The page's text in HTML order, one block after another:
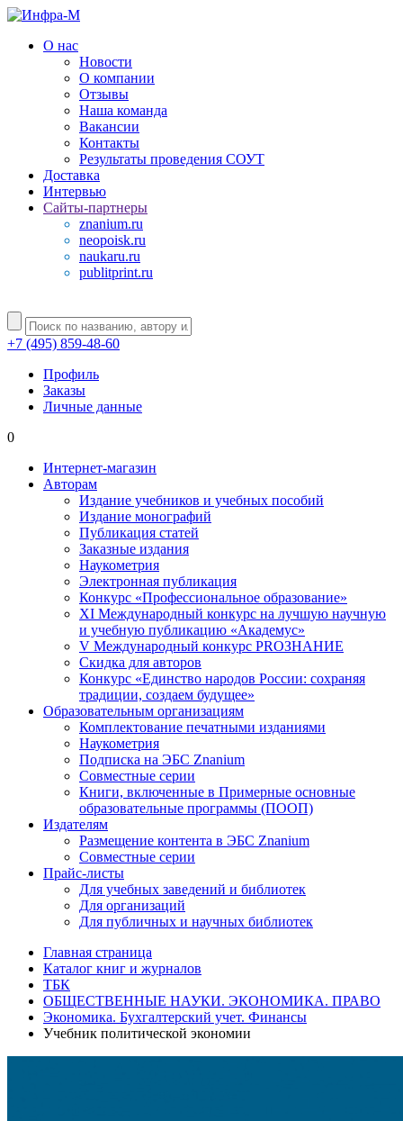
О нас
Новости
О компании
Отзывы
Наша команда
Вакансии
Контакты
Результаты проведения СОУТ
Доставка
Интервью
Сайты-партнеры
znanium.ru
neopoisk.ru
naukaru.ru
publitprint.ru
+7 (495) 859-48-60
Профиль
Заказы
Личные данные
0
Интернет-магазин
Авторам
Издание учебников и учебных пособий
Издание монографий
Публикация статей
Заказные издания
Наукометрия
Электронная публикация
Конкурс «Профессиональное образование»
XI Международный конкурс на лучшую научную
и учебную публикацию «Академус»
V Международный конкурс PROЗНАНИЕ
Скидка для авторов
Конкурс «Единство народов России: сохраняя
традиции, создаем будущее»
Образовательным организациям
Комплектование печатными изданиями
Наукометрия
Подписка на ЭБС Znanium
Совместные серии
Книги, включенные в Примерные основные
образовательные программы (ПООП)
Издателям
Размещение контента в ЭБС Znanium
Совместные серии
Прайс-листы
Для учебных заведений и библиотек
Для организаций
Для публичных и научных библиотек
Главная страница
Каталог книг и журналов
ТБК
ОБЩЕСТВЕННЫЕ НАУКИ. ЭКОНОМИКА. ПРАВО
Экономика. Бухгалтерский учет. Финансы
Учебник политической экономии